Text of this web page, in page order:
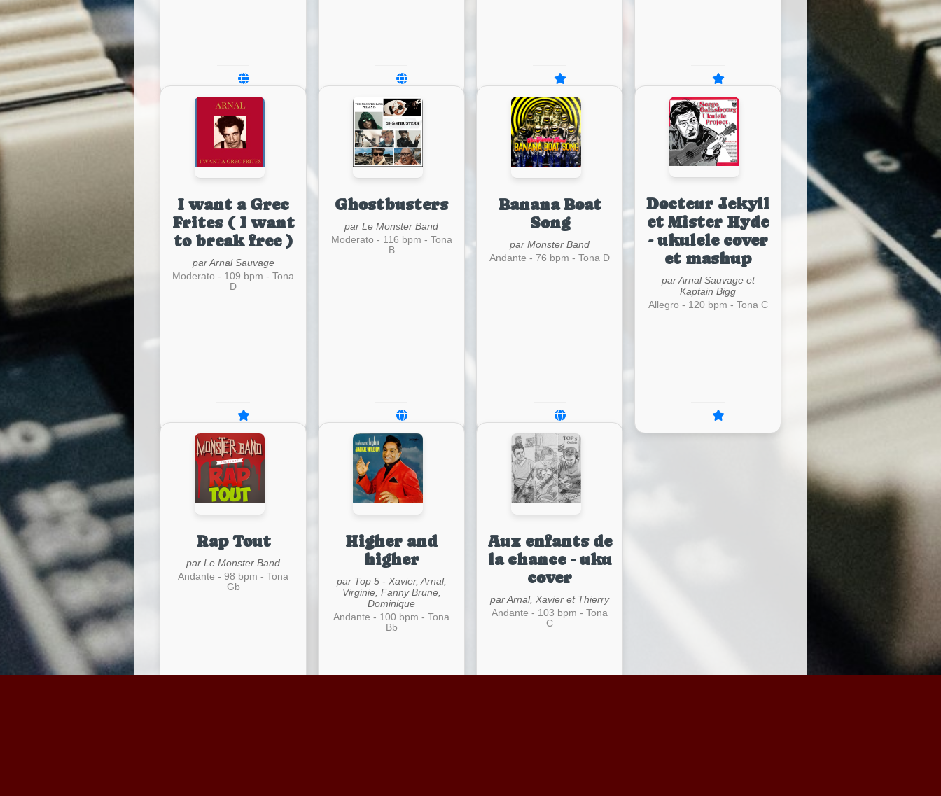
I want a Grec
Frites ( I want
to break free )
par Arnal Sauvage
Moderato - 109 bpm - Tona
D
Ghostbusters
par Le Monster Band
Moderato - 116 bpm - Tona
B
Banana Boat
Song
par Monster Band
Andante - 76 bpm - Tona D
Docteur Jekyll
et Mister Hyde
- ukulele cover
et mashup
par Arnal Sauvage et
Kaptain Bigg
Allegro - 120 bpm - Tona C
Rap Tout
par Le Monster Band
Andante - 98 bpm - Tona
Gb
Higher and
higher
par Top 5 - Xavier, Arnal,
Virginie, Fanny Brune,
Dominique
Andante - 100 bpm - Tona
Bb
Aux enfants de
la chance - uku
cover
par Arnal, Xavier et Thierry
Andante - 103 bpm - Tona
C